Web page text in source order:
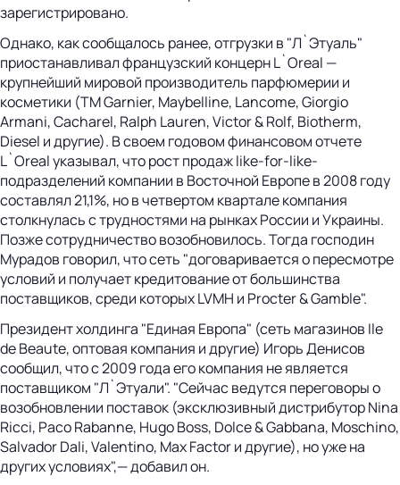
зарегистрировано.
Однако, как сообщалось ранее, отгрузки в "Л`Этуаль"
приостанавливал французский концерн L`Oreal —
крупнейший мировой производитель парфюмерии и
косметики (ТМ Garnier, Maybelline, Lancome, Giorgio
Armani, Cacharel, Ralph Lauren, Victor & Rolf, Biotherm,
Diesel и другие). В своем годовом финансовом отчете
L`Oreal указывал, что рост продаж like-for-like-
подразделений компании в Восточной Европе в 2008 году
составлял 21,1%, но в четвертом квартале компания
столкнулась с трудностями на рынках России и Украины.
Позже сотрудничество возобновилось. Тогда господин
Мурадов говорил, что сеть "договаривается о пересмотре
условий и получает кредитование от большинства
поставщиков, среди которых LVMH и Procter & Gamble".
Президент холдинга "Единая Европа" (сеть магазинов Ile
de Beaute, оптовая компания и другие) Игорь Денисов
сообщил, что с 2009 года его компания не является
поставщиком "Л`Этуали". "Сейчас ведутся переговоры о
возобновлении поставок (эксклюзивный дистрибутор Nina
Ricci, Paco Rabanne, Hugo Boss, Dolce & Gabbana, Moschino,
Salvador Dali, Valentino, Max Factor и другие), но уже на
других условиях",— добавил он.